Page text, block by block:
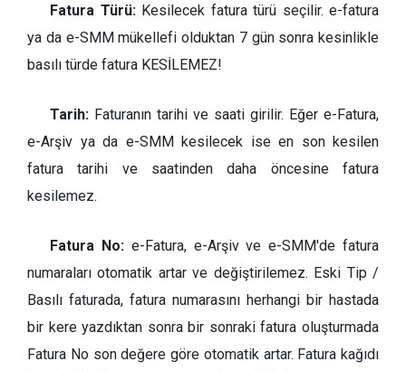
Fatura Türü:Kesilecek fatura türü seçilir. e-fatura
ya da e-SMM mükellefi olduktan 7 gün sonra kesinlikle
basılı türde fatura KESİLEMEZ!
Tarih: Faturanın tarihi ve saati girilir. Eğer e-Fatura,
e-Arşiv ya da e-SMM kesilecek ise en son kesilen
fatura tarihi ve saatinden daha öncesine fatura
kesilemez.
Fatura No:e-Fatura, e-Arşiv ve e-SMM'de fatura
numaraları otomatik artar ve değiştirilemez. Eski Tip /
Basılı faturada, fatura numarasını herhangi bir hastada
bir kere yazdıktan sonra bir sonraki fatura oluşturmada
Fatura No son değere göre otomatik artar. Fatura kağıdı